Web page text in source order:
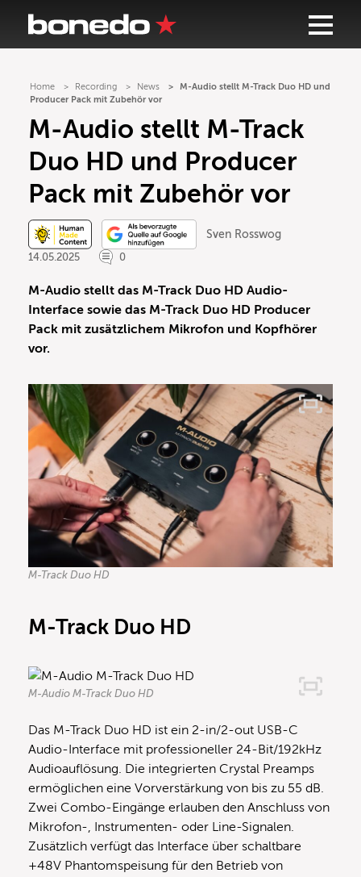
Home Recording News
M-Audio stellt M-Track Duo HD und
Producer Pack mit Zubehör vor
M-Audio stellt M-Track
Duo HD und Producer
Pack mit Zubehör vor
Sven Rosswog
14.05.2025
0
M-Audio stellt das M-Track Duo HD Audio-
Interface sowie das M-Track Duo HD Producer
Pack mit zusätzlichem Mikrofon und Kopfhörer
vor.
M-Track Duo HD
M-Track Duo HD
M-Audio M-Track Duo HD
Das M-Track Duo HD ist ein 2-in/2-out USB-C
Audio-Interface mit professioneller 24-Bit/192kHz
Audioauflösung. Die integrierten Crystal Preamps
ermöglichen eine Vorverstärkung von bis zu 55 dB.
Zwei Combo-Eingänge erlauben den Anschluss von
Mikrofon-, Instrumenten- oder Line-Signalen.
Zusätzlich verfügt das Interface über schaltbare
+48V Phantomspeisung für den Betrieb von